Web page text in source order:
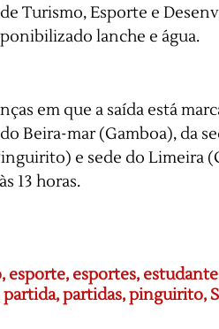
Turismo, Esporte e
lanche e água.
em que a saída está
Beira-mar (Gamboa), da
e sede do Limeira
13 horas.
, esporte, esportes,
partida,partidas,pinguirito,